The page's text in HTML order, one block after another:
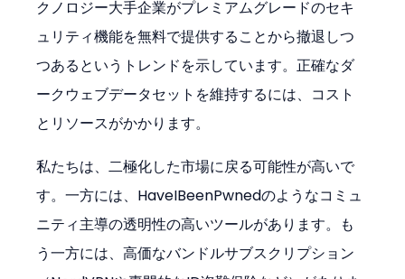
クノロジー大手企業がプレミアムグレードのセキ
ュリティ機能を無料で提供することから撤退しつ
つあるというトレンドを示しています。正確なダ
ークウェブデータセットを維持するには、コスト
とリソースがかかります。
私たちは、二極化した市場に戻る可能性が高いで
す。一方には、HaveIBeenPwnedのようなコミュ
ニティ主導の透明性の高いツールがあります。も
う一方には、高価なバンドルサブスクリプション